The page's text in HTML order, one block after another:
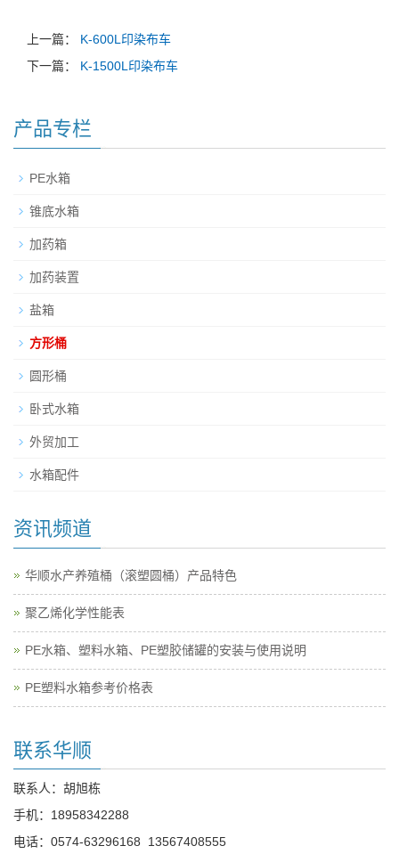
上一篇：
K-600L印染布车
下一篇：
K-1500L印染布车
产品专栏
PE水箱
锥底水箱
加药箱
加药装置
盐箱
方形桶
圆形桶
卧式水箱
外贸加工
水箱配件
资讯频道
华顺水产养殖桶（滚塑圆桶）产品特色
聚乙烯化学性能表
PE水箱、塑料水箱、PE塑胶储罐的安装与使用说明
PE塑料水箱参考价格表
联系华顺
联系人：胡旭栋
手机： 18958342288
电话： 0574-63296168 13567408555